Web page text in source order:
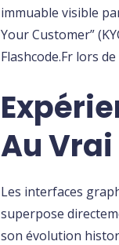
immuable visible
Your Customer”
Flashcode.Fr lors
Au Vrai
Les interfaces
superpose
son évolution